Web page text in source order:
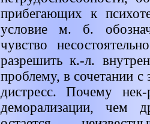
прибегающих к
условие м. б.
чувство
разрешить к.-л.
проблему, в сочетании
дистресс. Почему
деморализации, чем